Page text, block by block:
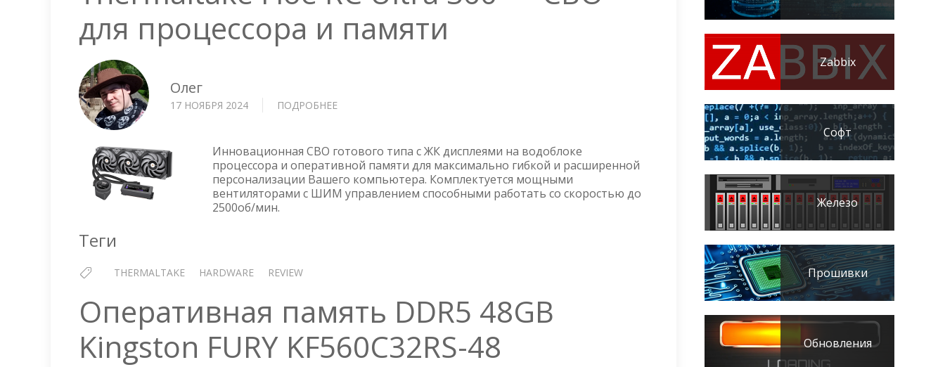
для процессора и памяти
Олег
17 НОЯБРЯ 2024 ПОДРОБНЕЕ
RC
ULTRA
360
—
Инновационная СВО готового типа с ЖК дисплеями на водоблоке
процессора и оперативной памяти для максимально гибкой и расширенной
персонализации Вашего компьютера. Комплектуется мощными
вентиляторами с ШИМ управлением способными работать со скоростью до
2500об/мин.
Теги
THERMALTAKE HARDWARE REVIEW
Оперативная память DDR5 48GB
Kingston FURY KF560C32RS-48
Zabbix
Софт
Железо
Прошивки
Обновления